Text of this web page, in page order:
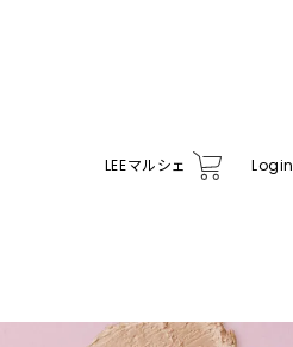
LEEマルシェ Login